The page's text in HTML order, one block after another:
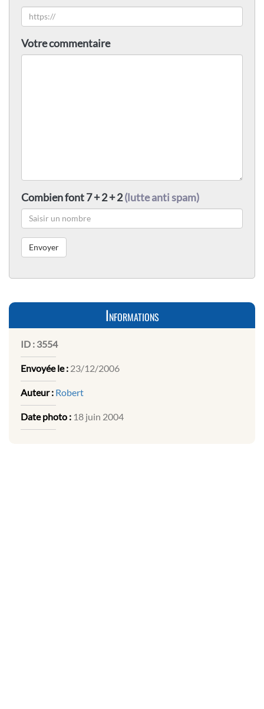
Votre commentaire
Combien font 7 + 2 + 2(lutte anti spam)
Informations
ID : 3554
Envoyée le : 23/12/2006
Auteur : Robert
Date photo : 18 juin 2004